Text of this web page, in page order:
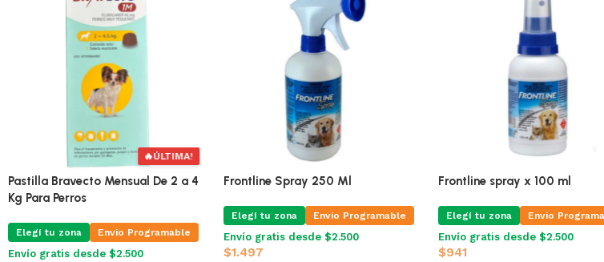
🔥ÚLTIMAS 4
Bravecto Mensual De 4 a 10
Perros
zona Envio Programable
desde $2.500
ÚLTIMA!
Pastilla Bravecto Mensual De 2 a 4
Elegí tu zona Envio Programable
Envío gratis desde $2.500
Frontline Spray 250 Ml
Elegí tu zona Envio Programable
Envío gratis desde $2.500